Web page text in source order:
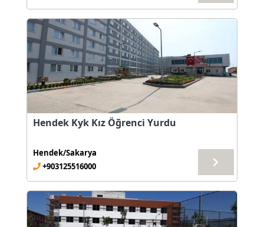
Hendek Kyk Kız Öğrenci Yurdu
Hendek/Sakarya
+903125516000